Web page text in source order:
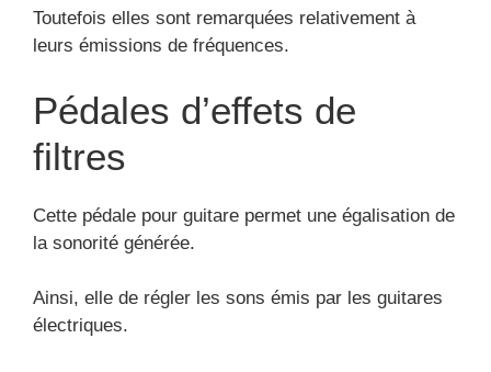
Toutefois elles sont remarquées relativement à
leurs émissions de fréquences.
Pédales d’effets de
filtres
Cette pédale pour guitare permet une égalisation de
la sonorité générée.
Ainsi, elle de régler les sons émis par les guitares
électriques.